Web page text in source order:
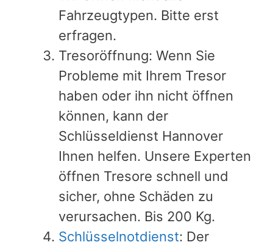
Fahrzeugtypen. Bitte erst
erfragen.
Tresoröffnung: Wenn Sie
Probleme mit Ihrem Tresor
haben oder ihn nicht öffnen
können, kann der
Schlüsseldienst Hannover
Ihnen helfen. Unsere Experten
öffnen Tresore schnell und
sicher, ohne Schäden zu
verursachen. Bis 200 Kg.
Schlüsselnotdienst: Der